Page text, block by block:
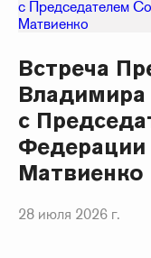
Встреча
Владимира
с
Федерации
Матвиенко
28 июля 2026 г.